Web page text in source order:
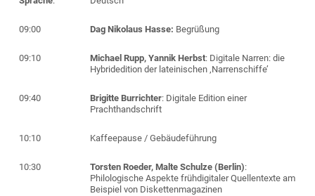
09:00 Dag Nikolaus Hasse: Begrüßung
09:10 Michael Rupp, Yannik Herbst: Digitale Narren: die
Hybridedition der lateinischen ‚Narrenschiffe’
09:40 Brigitte Burrichter: Digitale Edition einer
Prachthandschrift
10:10 Kaffeepause / Gebäudeführung
10:30 Torsten Roeder,Malte Schulze (Berlin):
Philologische Aspekte frühdigitaler Quellentexte am
Beispiel von Diskettenmagazinen